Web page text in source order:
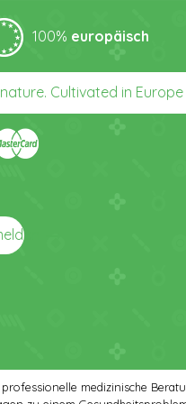
100% europäisch
Cultivated in
medizinische